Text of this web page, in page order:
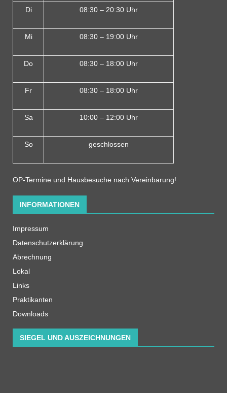
Di 08:30 – 20:30 Uhr
Mi 08:30 – 19:00 Uhr
Do 08:30 – 18:00 Uhr
Fr 08:30 – 18:00 Uhr
Sa 10:00 – 12:00 Uhr
So geschlossen
OP-Termine und Hausbesuche nach Vereinbarung!
INFORMATIONEN
Impressum
Datenschutzerklärung
Abrechnung
Lokal
Links
Praktikanten
Downloads
SIEGEL UND AUSZEICHNUNGEN